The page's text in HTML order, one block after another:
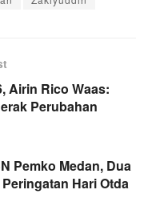
Airin Rico Waas:
Perubahan
Pemko Medan, Dua
Hari Otda